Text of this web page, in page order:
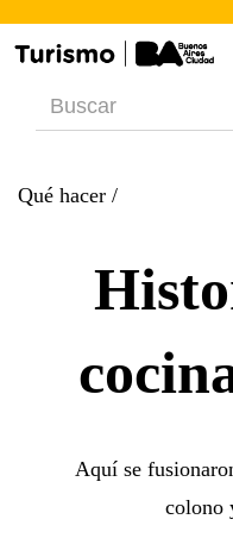
Qué hacer /
Aquí se
colono